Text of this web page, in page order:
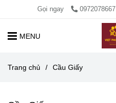
Gọi ngay 0972078667
MENU
Trang chủ / Cầu Giấy